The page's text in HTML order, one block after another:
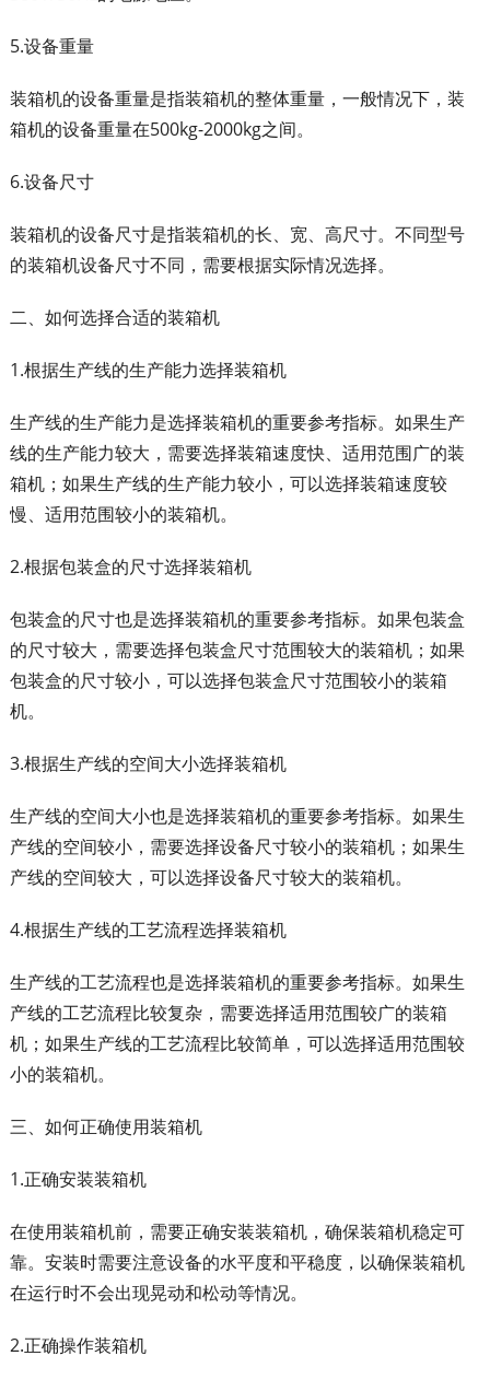
5.设备重量
装箱机的设备重量是指装箱机的整体重量，一般情况下，装
箱机的设备重量在500kg-2000kg之间。
6.设备尺寸
装箱机的设备尺寸是指装箱机的长、宽、高尺寸。不同型号
的装箱机设备尺寸不同，需要根据实际情况选择。
二、如何选择合适的装箱机
1.根据生产线的生产能力选择装箱机
生产线的生产能力是选择装箱机的重要参考指标。如果生产
线的生产能力较大，需要选择装箱速度快、适用范围广的装
箱机；如果生产线的生产能力较小，可以选择装箱速度较
慢、适用范围较小的装箱机。
2.根据包装盒的尺寸选择装箱机
包装盒的尺寸也是选择装箱机的重要参考指标。如果包装盒
的尺寸较大，需要选择包装盒尺寸范围较大的装箱机；如果
包装盒的尺寸较小，可以选择包装盒尺寸范围较小的装箱
机。
3.根据生产线的空间大小选择装箱机
生产线的空间大小也是选择装箱机的重要参考指标。如果生
产线的空间较小，需要选择设备尺寸较小的装箱机；如果生
产线的空间较大，可以选择设备尺寸较大的装箱机。
4.根据生产线的工艺流程选择装箱机
生产线的工艺流程也是选择装箱机的重要参考指标。如果生
产线的工艺流程比较复杂，需要选择适用范围较广的装箱
机；如果生产线的工艺流程比较简单，可以选择适用范围较
小的装箱机。
三、如何正确使用装箱机
1.正确安装装箱机
在使用装箱机前，需要正确安装装箱机，确保装箱机稳定可
靠。安装时需要注意设备的水平度和平稳度，以确保装箱机
在运行时不会出现晃动和松动等情况。
2.正确操作装箱机